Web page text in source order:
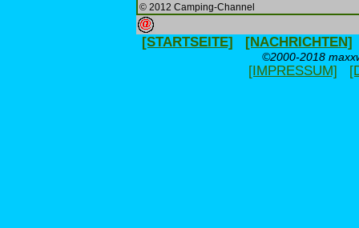
© 2012 Camping-Channel
[STARTSEITE] [NACHRICHTEN]
©2000-2018
[IMPRESSUM]